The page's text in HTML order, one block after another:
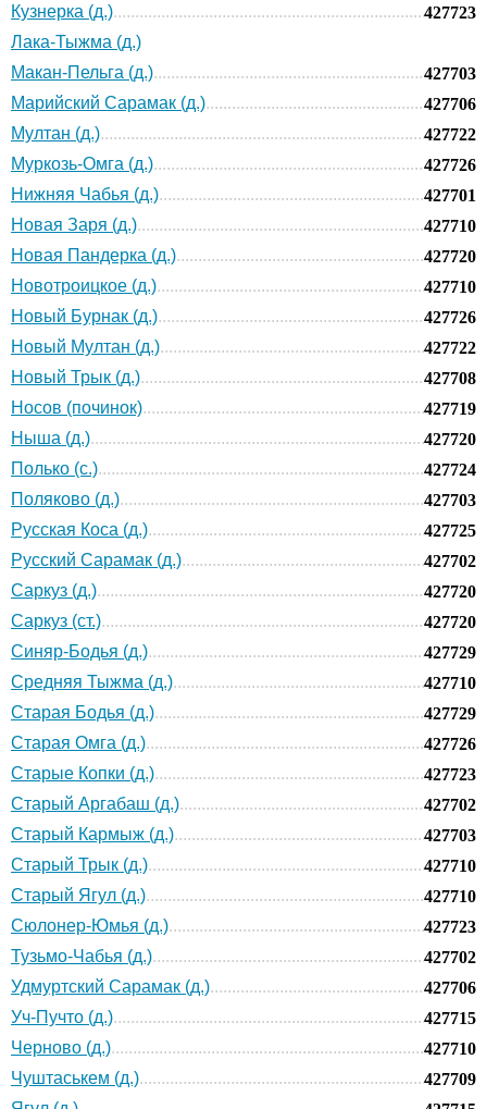
Кузнерка (д.)
427723
Лака-Тыжма (д.)
Макан-Пельга (д.)
427703
Марийский Сарамак (д.)
427706
Мултан (д.)
427722
Муркозь-Омга (д.)
427726
Нижняя Чабья (д.)
427701
Новая Заря (д.)
427710
Новая Пандерка (д.)
427720
Новотроицкое (д.)
427710
Новый Бурнак (д.)
427726
Новый Мултан (д.)
427722
Новый Трык (д.)
427708
Носов (починок)
427719
Ныша (д.)
427720
Полько (с.)
427724
Поляково (д.)
427703
Русская Коса (д.)
427725
Русский Сарамак (д.)
427702
Саркуз (д.)
427720
Саркуз (ст.)
427720
Синяр-Бодья (д.)
427729
Средняя Тыжма (д.)
427710
Старая Бодья (д.)
427729
Старая Омга (д.)
427726
Старые Копки (д.)
427723
Старый Аргабаш (д.)
427702
Старый Кармыж (д.)
427703
Старый Трык (д.)
427710
Старый Ягул (д.)
427710
Сюлонер-Юмья (д.)
427723
Тузьмо-Чабья (д.)
427702
Удмуртский Сарамак (д.)
427706
Уч-Пучто (д.)
427715
Черново (д.)
427710
Чуштаськем (д.)
427709